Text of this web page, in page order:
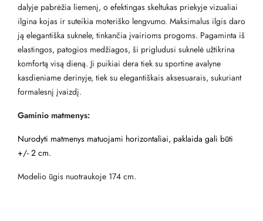
dalyje pabrėžia liemenį, o efektingas skeltukas priekyje vizualiai
ilgina kojas ir suteikia moteriško lengvumo. Maksimalus ilgis daro
ją elegantiška suknele, tinkančia įvairioms progoms. Pagaminta iš
elastingos, patogios medžiagos, ši prigludusi suknelė užtikrina
komfortą visą dieną. Ji puikiai dera tiek su sportine avalyne
kasdieniame derinyje, tiek su elegantiškais aksesuarais, sukuriant
formalesnį įvaizdį.
Gaminio matmenys:
Nurodyti matmenys matuojami horizontaliai, paklaida gali būti
+/- 2 cm.
Modelio ūgis nuotraukoje 174 cm.